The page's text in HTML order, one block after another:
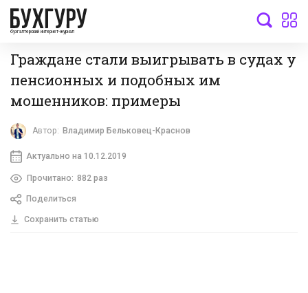
бухгалтерский интернет-журнал
Граждане стали выигрывать в судах у
пенсионных и подобных им
мошенников: примеры
Автор: Владимир Бельковец-Краснов
Актуально на 10.12.2019
Прочитано: 882 раз
Поделиться
Сохранить статью